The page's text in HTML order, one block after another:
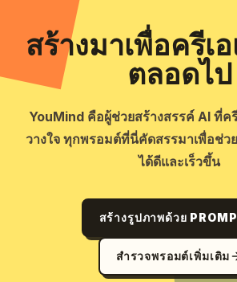
สร้างมาเพื่อครีเ
ตลอดไป
YouMind คือผู้ช่วยสร้างสรรค์ AI ที่ค
วางใจ ทุกพรอมต์ที่นี่คัดสรรมาเพื่อช่ว
ได้ดีและเร็วขึ้น
สร้างรูปภาพด้วย
สำรวจพรอมต์เพิ่มเติม